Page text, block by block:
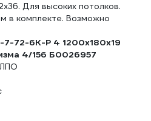
Для высоких потолков.
в комплекте. Возможно
72-6K-P 4 1200x180x19
4/156 Б0026957